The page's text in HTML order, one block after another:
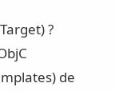
?
de